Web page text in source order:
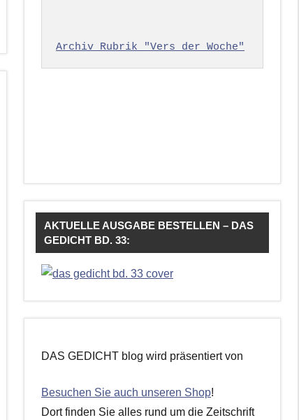
Archiv Rubrik "Vers der Woche"
AKTUELLE AUSGABE BESTELLEN – DAS
GEDICHT BD. 33:
DAS GEDICHT blog wird präsentiert von
Besuchen Sie auch unseren Shop!
Dort finden Sie alles rund um die Zeitschrift